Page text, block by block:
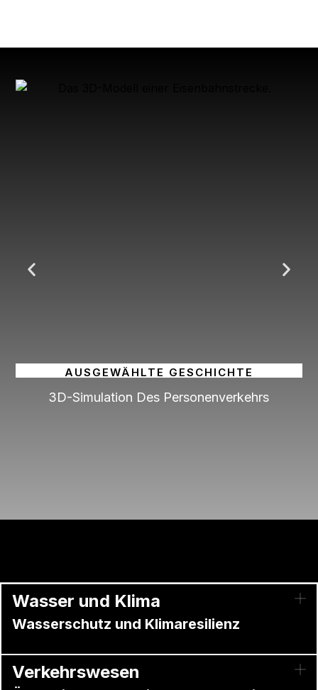
AUSGEWÄHLTE GESCHICHTE
3D-Simulation Des Personenverkehrs
Wasser und Klima
Wasserschutz und Klimaresilienz
Verkehrswesen